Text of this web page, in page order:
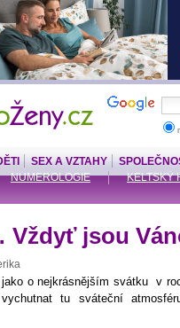
SEX A VZTAHY
NUMEROLOGIE KELTSKÝ
jsou
o nejkrásnějším svátku v
tu sváteční